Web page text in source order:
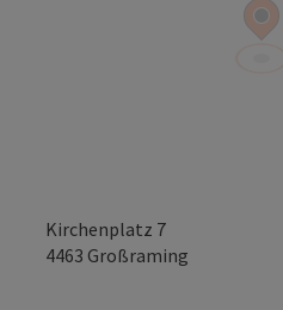
Kirchenplatz 7
4463 Großraming